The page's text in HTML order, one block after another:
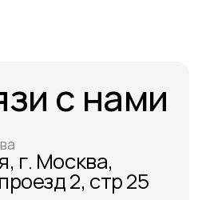
с нами
г. Москва,
2, стр 25